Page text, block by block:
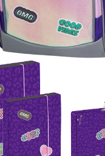
ML GALAXY